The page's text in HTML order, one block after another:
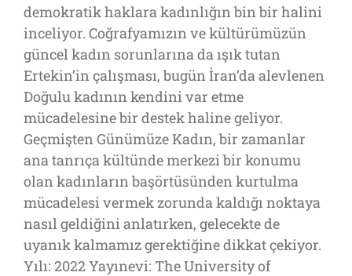
demokratik haklara kadınlığın bin bir halini
inceliyor. Coğrafyamızın ve kültürümüzün
güncel kadın sorunlarına da ışık tutan
Ertekin’in çalışması, bugün İran’da alevlenen
Doğulu kadının kendini var etme
mücadelesine bir destek haline geliyor.
Geçmişten Günümüze Kadın, bir zamanlar
ana tanrıça kültünde merkezi bir konumu
olan kadınların başörtüsünden kurtulma
mücadelesi vermek zorunda kaldığı noktaya
nasıl geldiğini anlatırken, gelecekte de
uyanık kalmamız gerektiğine dikkat çekiyor.
Yılı: 2022 Yayınevi: The University of